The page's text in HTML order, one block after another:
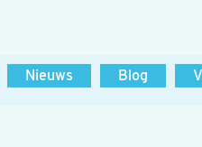
Nieuws Blog